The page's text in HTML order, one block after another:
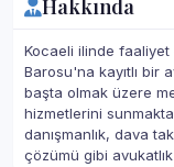
Hakkında
Kocaeli ilinde faaliyet
Barosu'na kayıtlı bir
başta olmak üzere
hizmetlerini
danışmanlık, dava
çözümü gibi